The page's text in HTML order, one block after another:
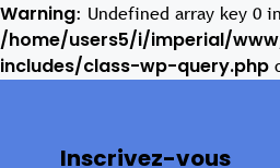
Warning: Undefined array key 0 in
/home/users5/i/imperial/
includes/class-wp-query.php
Inscrivez-vous